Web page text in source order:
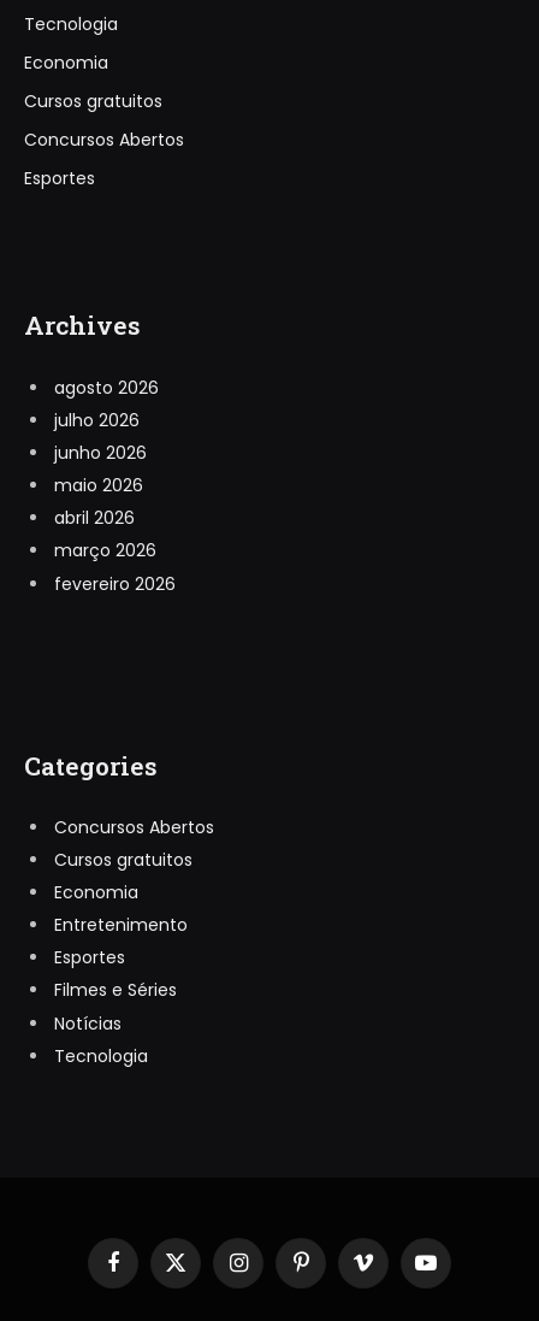
Tecnologia
Economia
Cursos gratuitos
Concursos Abertos
Esportes
Archives
agosto 2026
julho 2026
junho 2026
maio 2026
abril 2026
março 2026
fevereiro 2026
Categories
Concursos Abertos
Cursos gratuitos
Economia
Entretenimento
Esportes
Filmes e Séries
Notícias
Tecnologia
Facebook
X
(Twitter)
InstagramPinterestVimeo YouTube